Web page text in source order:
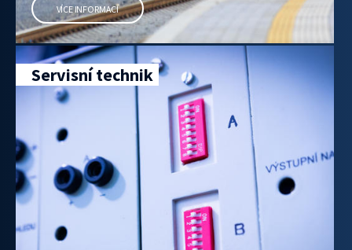
VÍCE INFORMACÍ
Servisní technik